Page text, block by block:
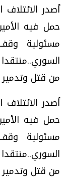
أصدر
حمل فيه
مسئولية
من قتل وتدمير
أصدر
حمل فيه
مسئولية
من قتل